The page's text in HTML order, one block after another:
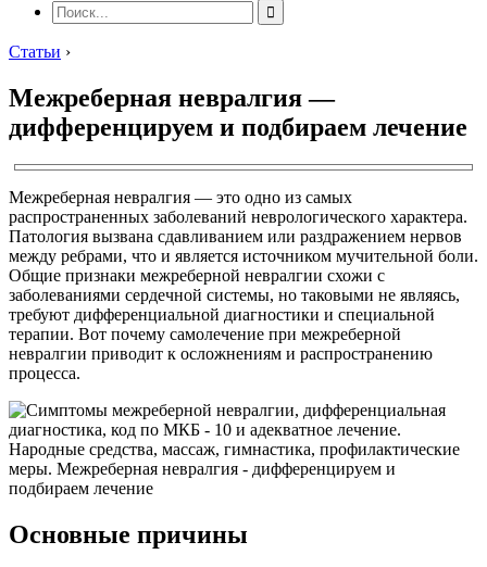
Статьи ›
Межреберная невралгия —
дифференцируем и подбираем лечение
Межреберная невралгия — это одно из самых
распространенных заболеваний неврологического характера.
Патология вызвана сдавливанием или раздражением нервов
между ребрами, что и является источником мучительной боли.
Общие признаки межреберной невралгии схожи с
заболеваниями сердечной системы, но таковыми не являясь,
требуют дифференциальной диагностики и специальной
терапии. Вот почему самолечение при межреберной
невралгии приводит к осложнениям и распространению
процесса.
Основные причины